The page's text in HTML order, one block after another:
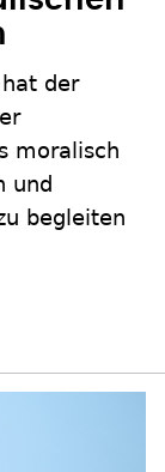
der
moralisch
und
begleiten